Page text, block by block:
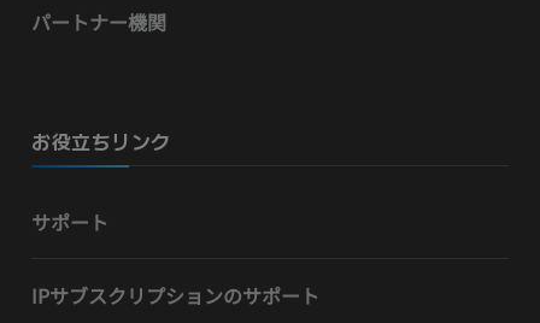
パートナー機関
お役立ちリンク
サポート
IPサブスクリプションのサポート